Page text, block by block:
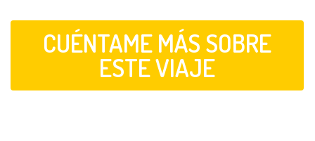
CUÉNTAME MÁS SOBRE
ESTE VIAJE